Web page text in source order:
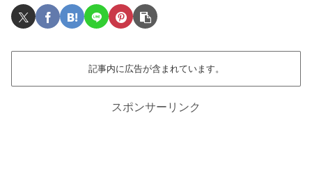
記事内に広告が含まれています。
スポンサーリンク